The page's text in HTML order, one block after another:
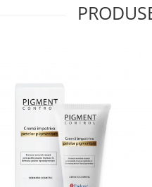
Azelaic, va invitam sa cititi
într-un loc uscat, ferit